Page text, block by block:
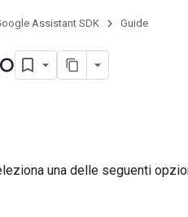
Assistant SDK Guide
una delle seguenti